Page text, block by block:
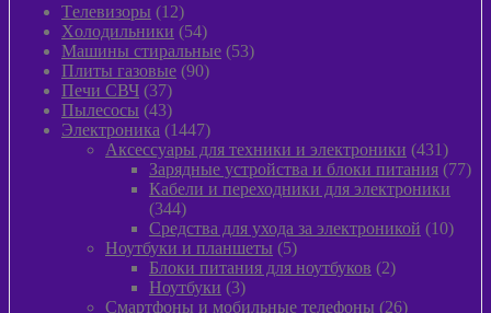
Tелевизоры 1212
товаров
Xолодильники 5454
товара
Машины стиральные 5353
Плиты газовые 9090
Печи СВЧ 3737
товаров
Пылeсосы 4343
товара
Электроника 14471447
товаров
Аксессуары для техники и электроники 431431
товар
Зарядные устройства и блоки питания 7777
Кабели и переходники для электроники
344344
товара
Средства для ухода за электроникой 1010
Ноутбуки и планшеты 55
товаров
Блоки питания для ноутбуков 22
Ноутбуки 33
товара
Смартфоны и мобильные телефоны 2626